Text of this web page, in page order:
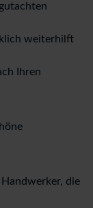
weiterhilft
Ihren
die